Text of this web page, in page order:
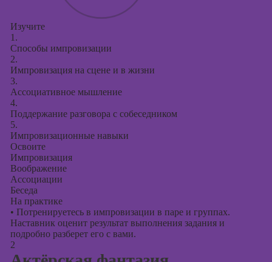
Изучите
1.
Способы импровизации
2.
Импровизация на сцене и в жизни
3.
Ассоциативное мышление
4.
Поддержание разговора с собеседником
5.
Импровизационные навыки
Освоите
Импровизация
Воображение
Ассоциации
Беседа
На практике
• Потренируетесь в импровизации в паре и группах.
Наставник оценит результат выполнения задания и
подробно разберет его с вами.
2